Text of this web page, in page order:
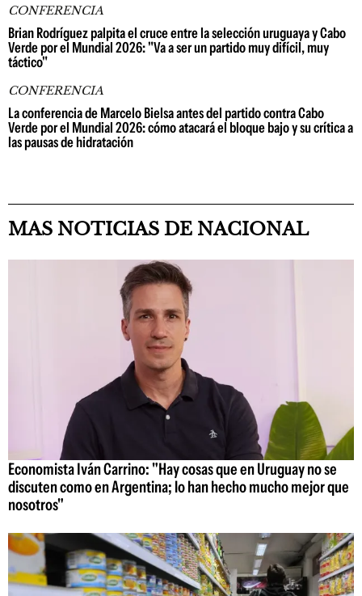
CONFERENCIA
Brian Rodríguez palpita el cruce entre la selección uruguaya y Cabo
Verde por el Mundial 2026: "Va a ser un partido muy difícil, muy
táctico"
CONFERENCIA
La conferencia de Marcelo Bielsa antes del partido contra Cabo
Verde por el Mundial 2026: cómo atacará el bloque bajo y su crítica a
las pausas de hidratación
MAS NOTICIAS DE NACIONAL
Economista Iván Carrino: "Hay cosas que en Uruguay no se
discuten como en Argentina; lo han hecho mucho mejor que
nosotros"